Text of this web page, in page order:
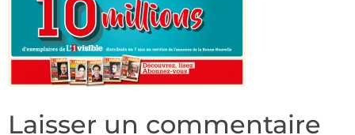
Laisser un commentaire